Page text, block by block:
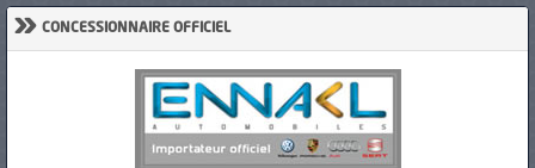
» CONCESSIONNAIRE OFFICIEL